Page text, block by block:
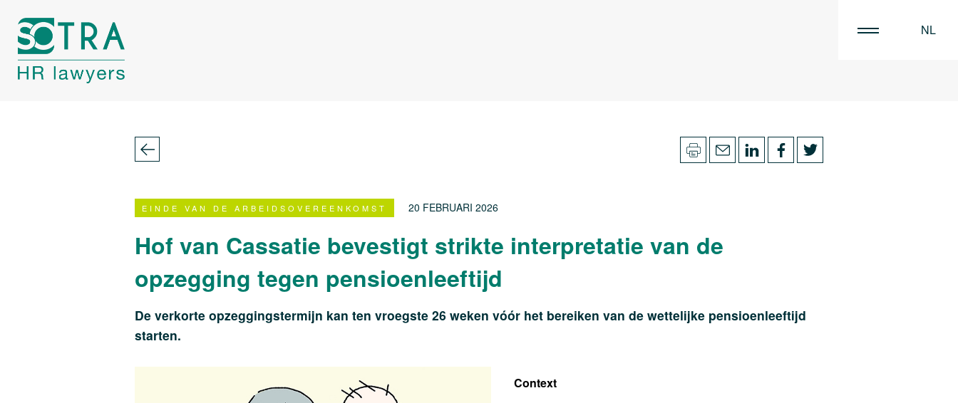
NL
EINDE VAN DE ARBEIDSOVEREENKOMST 20 FEBRUARI 2026
Hof van Cassatie bevestigt strikte interpretatie van de
opzegging tegen pensioenleeftijd
De verkorte opzeggingstermijn kan ten vroegste 26 weken vóór het bereiken van de wettelijke pensioenleeftijd
starten.
Context